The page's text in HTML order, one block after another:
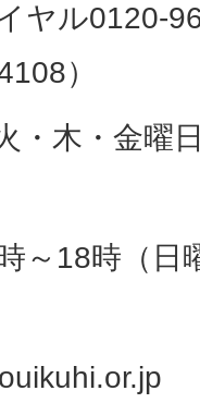
ヤル0120-
）
・木・金曜
～18時（日